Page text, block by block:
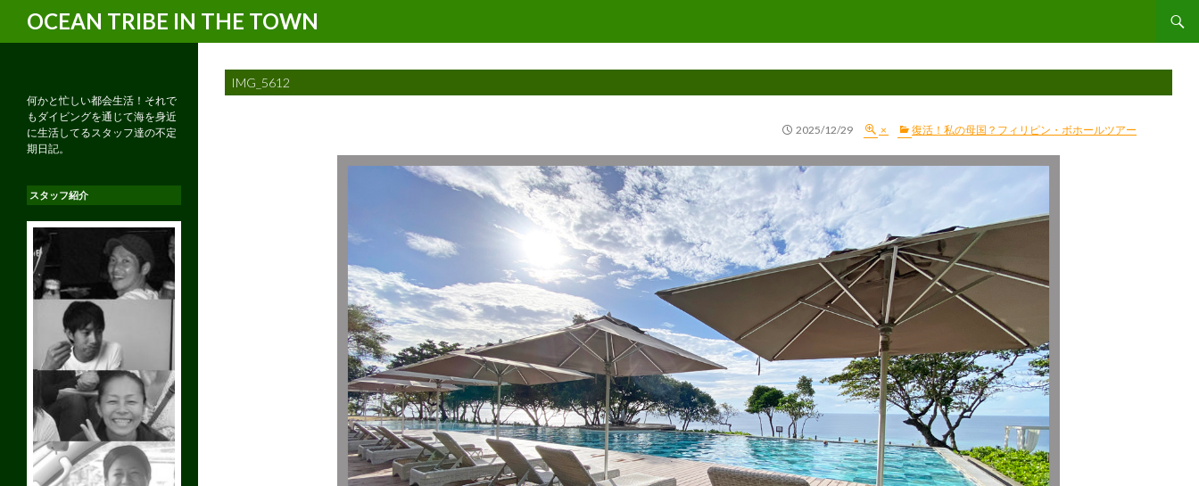
OCEAN TRIBE IN THE TOWN
IMG_5612
2025/12/29 × 復活！私の母国？フィリピン・ボホールツアー
何かと忙しい都会生活！それで
もダイビングを通じて海を身近
に生活してるスタッフ達の不定
期日記。
スタッフ紹介